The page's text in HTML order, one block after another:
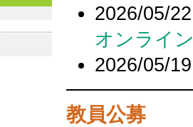
2026/05/22
オンライ
2026/05/19
教員公募